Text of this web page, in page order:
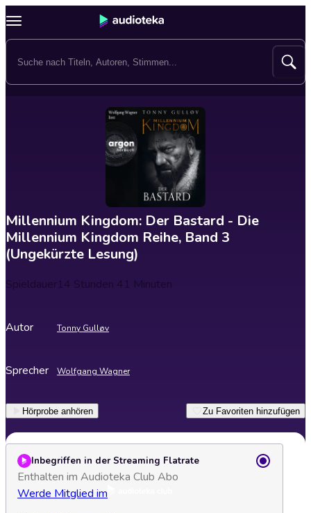
Millennium Kingdom: Der Bastard - Die
Millennium Kingdom Reihe, Band 3
(Ungekürzte Lesung)
Spieldauer14 Stunden 41 Minuten
Autor Tonny Gulløv
Sprecher Wolfgang Wagner
Hörprobe anhören Zu Favoriten hinzufügen
Inbegriffen in der Streaming Flatrate
Enthalten im Audioteka Club Abo
Werde Mitglied im